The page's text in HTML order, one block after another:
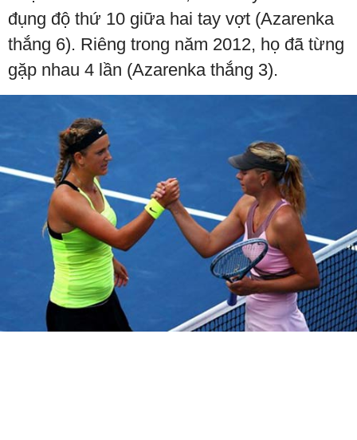
đụng độ thứ 10 giữa hai tay vợt (Azarenka
thắng 6). Riêng trong năm 2012, họ đã từng
gặp nhau 4 lần (Azarenka thắng 3).